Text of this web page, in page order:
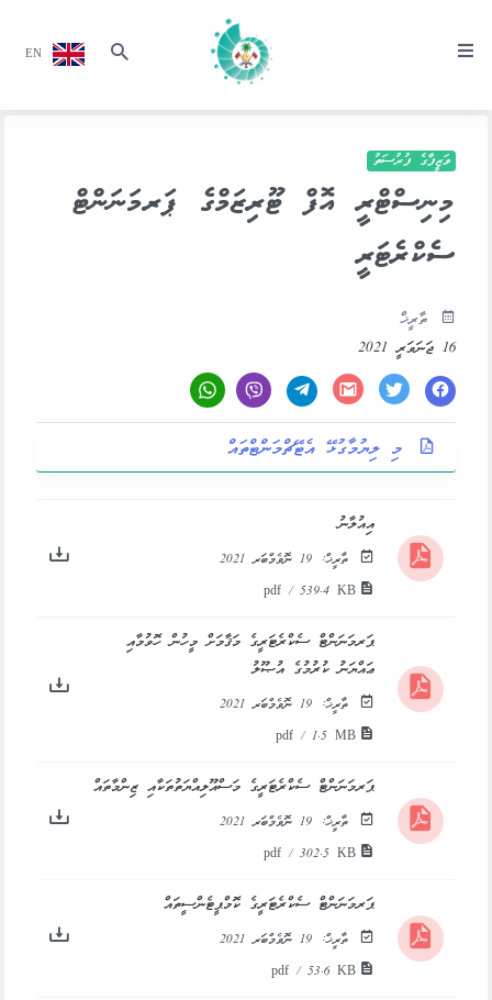
EN
ވަޒީފާގެ ފުރުސަތު
މިނިސްޓްރީ އޮފް ޓޫރިޒަމްގެ ޕަރމަނަންޓް
ސެކްރެޓަރީ
ތާރީޚް
16 ޖަނަވަރީ 2021
މި ލިޔުމާގުޅޭ އެޓޭޗްމަންޓްތައް
އިއުލާނު
ތާރީޚް:
19 ނޮވެމްބަރ 2021
pdf / 539.4 KB
ޕަރމަނަންޓް ސެކްރެޓަރީގެ މަޤާމަށް މީހުން ހޮވުމާއި
ޢައްޔަނު ކުރުމުގެ އުޞޫލު
ތާރީޚް:
19 ނޮވެމްބަރ 2021
pdf / 1.5 MB
ޕަރމަނަންޓް ސެކްރެޓަރީގެ މަސްއޫލިއްޔަތުތަކާއި ޒިންމާތައް
ތާރީޚް:
19 ނޮވެމްބަރ 2021
pdf / 302.5 KB
ޕަރމަނަންޓް ސެކްރެޓަރީގެ ކޮމްޕީޓެންސީތައް
ތާރީޚް:
19 ނޮވެމްބަރ 2021
pdf / 53.6 KB